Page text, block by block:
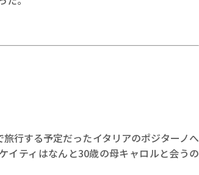
行する予定だったイタリアのポジターノへ
イティはなんと30歳の母キャロルと会うの